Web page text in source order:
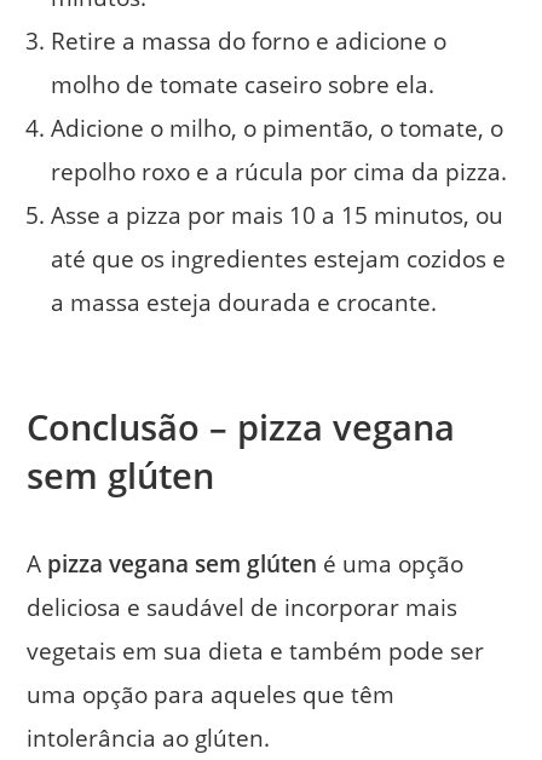
Retire a massa do forno e adicione o
molho de tomate caseiro sobre ela.
Adicione o milho, o pimentão, o tomate, o
repolho roxo e a rúcula por cima da pizza.
Asse a pizza por mais 10 a 15 minutos, ou
até que os ingredientes estejam cozidos e
a massa esteja dourada e crocante.
Conclusão – pizza vegana
sem glúten
A pizza vegana sem glúten é uma opção
deliciosa e saudável de incorporar mais
vegetais em sua dieta e também pode ser
uma opção para aqueles que têm
intolerância ao glúten.